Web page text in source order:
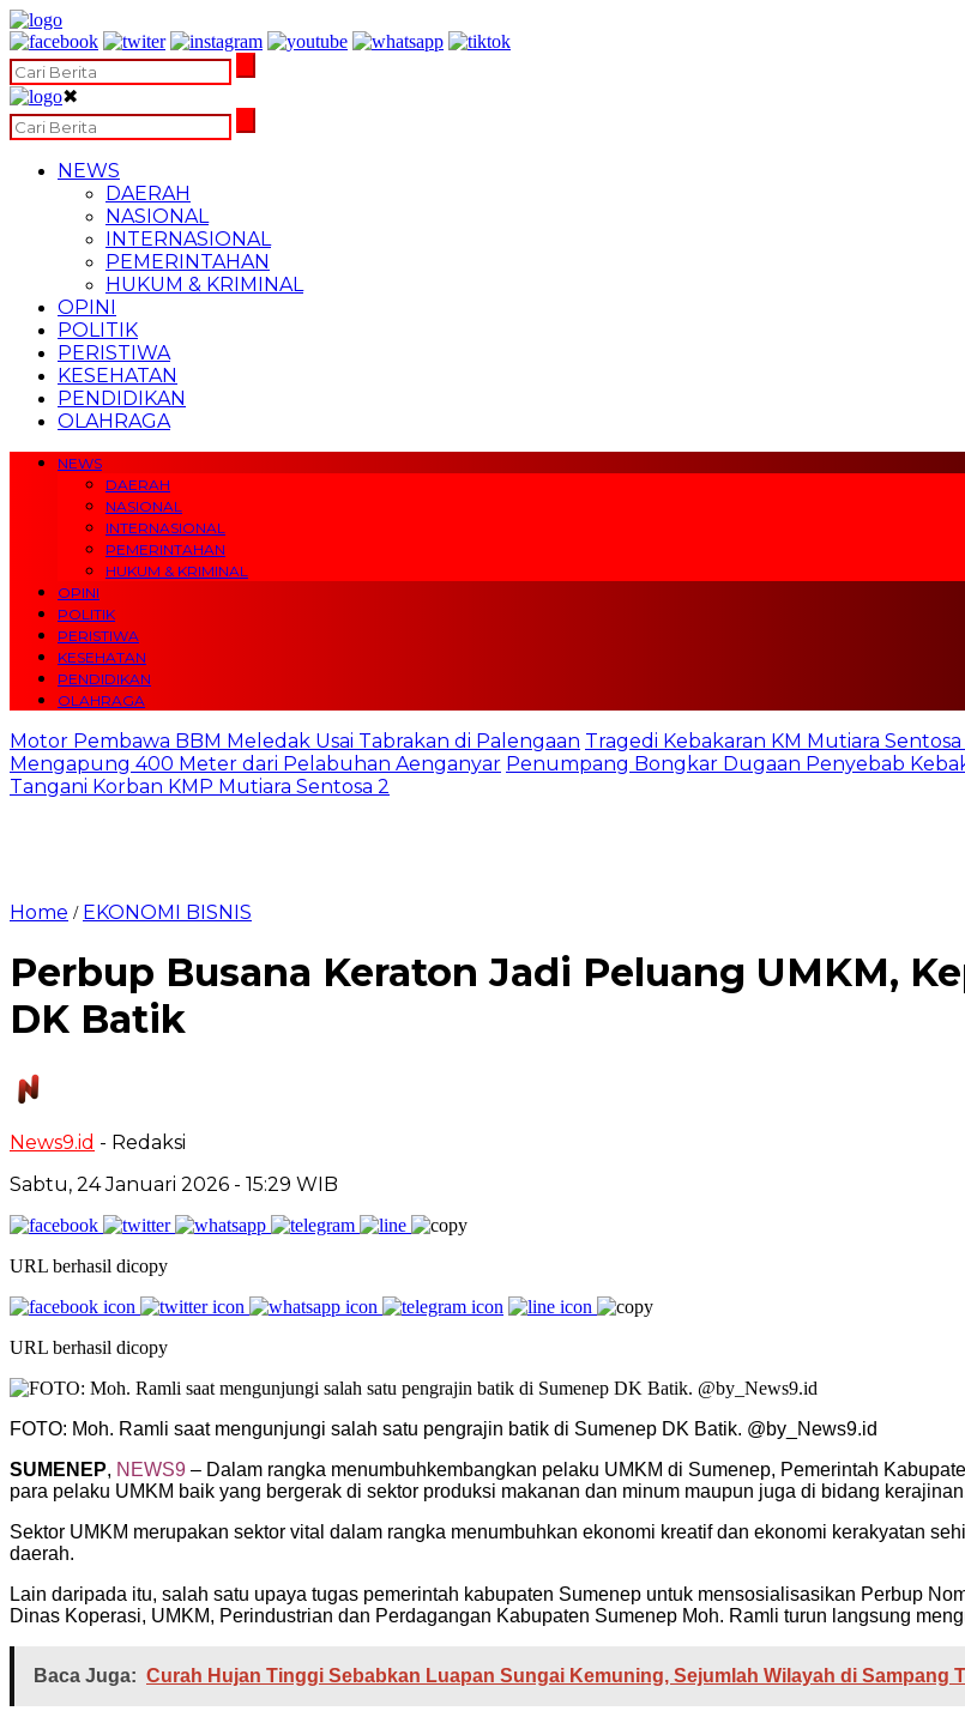
✖
NEWS
DAERAH
NASIONAL
INTERNASIONAL
PEMERINTAHAN
HUKUM & KRIMINAL
OPINI
POLITIK
PERISTIWA
KESEHATAN
PENDIDIKAN
OLAHRAGA
NEWS
DAERAH
NASIONAL
INTERNASIONAL
PEMERINTAHAN
HUKUM & KRIMINAL
OPINI
POLITIK
PERISTIWA
KESEHATAN
PENDIDIKAN
OLAHRAGA
Motor Pembawa BBM Meledak Usai Tabrakan di Palengaan Tragedi Kebakaran KM Mutiara
Mengapung 400 Meter dari Pelabuhan Aenganyar Penumpang Bongkar Dugaan Penyebab
Tangani Korban KMP Mutiara Sentosa 2
Home / EKONOMI BISNIS
Perbup Busana Keraton Jadi Peluang UMKM,
DK Batik
News9.id - Redaksi
Sabtu, 24 Januari 2026 - 15:29 WIB
URL berhasil dicopy
URL berhasil dicopy
FOTO: Moh. Ramli saat mengunjungi salah satu pengrajin batik di Sumenep DK Batik. @by_News9.id
SUMENEP, NEWS9 – Dalam rangka menumbuhkembangkan pelaku UMKM di Sumenep, Pemerintah
para pelaku UMKM baik yang bergerak di sektor produksi makanan dan minum maupun juga di bidang
Sektor UMKM merupakan sektor vital dalam rangka menumbuhkan ekonomi kreatif dan ekonomi kerakyatan
daerah.
Lain daripada itu, salah satu upaya tugas pemerintah kabupaten Sumenep untuk mensosialisasikan Perbup
Dinas Koperasi, UMKM, Perindustrian dan Perdagangan Kabupaten Sumenep Moh. Ramli turun langsung
Baca Juga: Curah Hujan Tinggi Sebabkan Luapan Sungai Kemuning, Sejumlah Wilayah di Sampang